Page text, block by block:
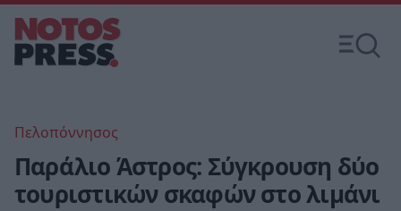
Πελοπόννησος
Παράλιο Άστρος: Σύγκρουση δύο
τουριστικών σκαφών στο λιμάνι